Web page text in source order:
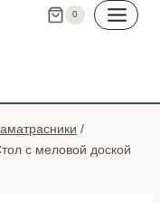
0
/
с меловой доской